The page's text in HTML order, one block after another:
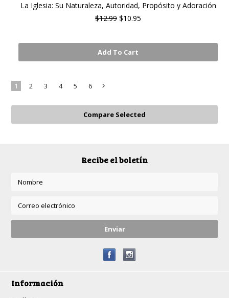
La Iglesia: Su Naturaleza, Autoridad, Propósito y Adoración
$12.99 $10.95
Add To Cart
1 2 3 4 5 6
Recibe el boletín
Información